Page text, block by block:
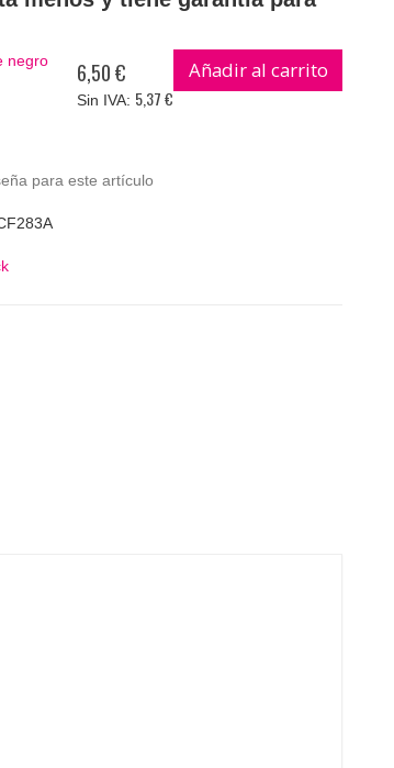
negro
6,50 €
5,37 €
Añadir al carrito
para este artículo